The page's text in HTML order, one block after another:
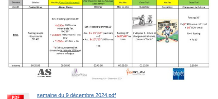
semaine du 9 décembre 2024.pdf